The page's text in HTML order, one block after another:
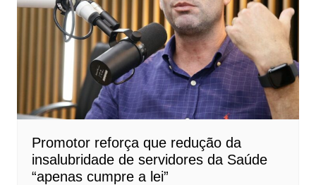
Promotor reforça que redução da
insalubridade de servidores da Saúde
“apenas cumpre a lei”